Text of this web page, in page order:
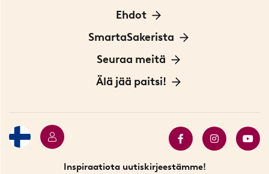
Ota yhteyttä
Ehdot
Tietoa evästeistä
Yksityisyydensuoja
Sopimusehdot
SmartaSakerista
Meistä
Myymälä Tukholmassa
Seuraa meitä
Innovaattoriblogi
Älä jää paitsi!
Inspiraatiota uutiskirjeestämme!